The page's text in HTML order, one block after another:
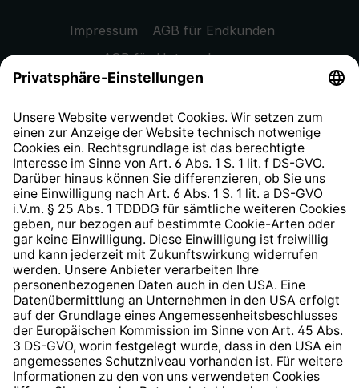
Impressum
AGB für Endkunden
AGB für Unternehmen
Datenschutzhinweis
Widerrufsrecht
Hinweisgeberschutzsystem
Barrierefreiheit